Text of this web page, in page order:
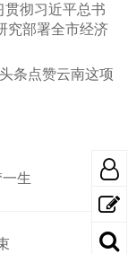
彻习近平总书
部署全市经济
条点赞云南这项
生